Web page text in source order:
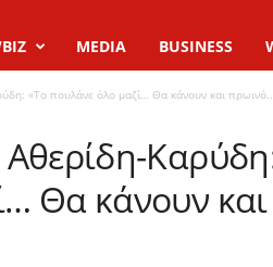
MEDIA BUSINESS
«Το πουλάνε όλο μαζί… Θα κάνουν και
Θα κάνουν